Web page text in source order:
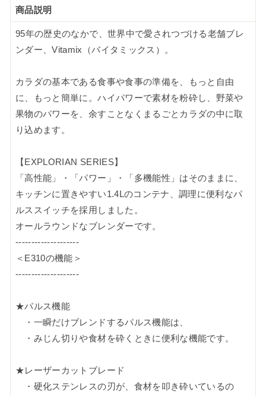
商品説明
95年の歴史のなかで、世界中で愛されつづける老舗ブレ
ンダー、Vitamix（バイタミックス）。
カラダの基本である食事や食事の準備を、もっと自由
に、もっと簡単に。ハイパワーで素材を粉砕し、野菜や
果物のパワーを、余すことなくまるごとカラダの中に取
り込めます。
【EXPLORIAN SERIES】
「高性能」・「パワー」・「多機能性」はそのままに、
キッチンに置きやすい1.4Lのコンテナ、調理に便利なパ
ルススイッチを採用しました。
オールラウンドなブレンダーです。
--------------------
＜E310の機能＞
--------------------
★パルス機能
・一瞬だけブレンドするパルス機能は、
・みじん切りや食材を砕くときに便利な機能です。
★レーザーカットブレード
・硬化ステンレスの刃が、食材を叩き砕いているの